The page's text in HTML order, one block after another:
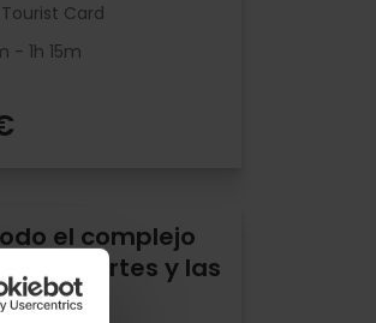
Card
- 1h 15m
el complejo
de las Artes y las